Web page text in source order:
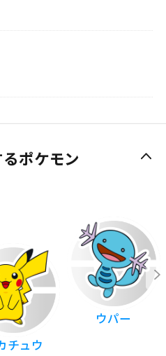
ポケモン
チュウ
ウパー